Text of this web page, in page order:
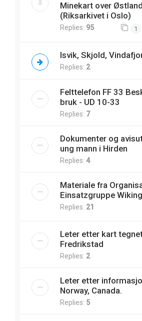
Minekart over
(Riksarkivet i Oslo)
Replies: 95 1
Isvik, Skjold,
Replies: 2
Felttelefon FF 33
bruk - UD 10-33
Replies: 7
Dokumenter og
ung mann i Hirden
Replies: 4
Materiale fra
Einsatzgruppe Wiking
Replies: 21
Leter etter kart tegnet
Fredrikstad
Replies: 2
Leter etter
Norway, Canada.
Replies: 5